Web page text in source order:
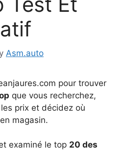
Asm.auto
pour trouver
que vous recherchez,
prix et décidez où
magasin.
examiné le top 20 des